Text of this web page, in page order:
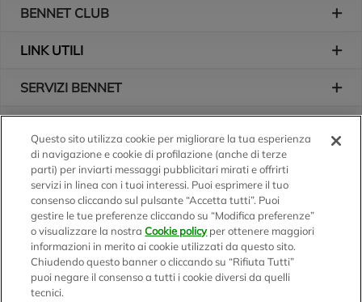
BENNET CLUB
LINK UTILI
SERVIZI BENNET
Logo Bennet
Seguici sui nostri canali
Scarica l'app
Questo sito utilizza cookie per migliorare la tua esperienza
di navigazione e cookie di profilazione (anche di terze
parti) per inviarti messaggi pubblicitari mirati e offrirti
servizi in linea con i tuoi interessi. Puoi esprimere il tuo
consenso cliccando sul pulsante “Accetta tutti”. Puoi
gestire le tue preferenze cliccando su “Modifica preferenze”
o visualizzare la nostraCookie policyper ottenere maggiori
informazioni in merito ai cookie utilizzati da questo sito.
Chiudendo questo banner o cliccando su “Rifiuta Tutti”
puoi negare il consenso a tutti i cookie diversi da quelli
tecnici.